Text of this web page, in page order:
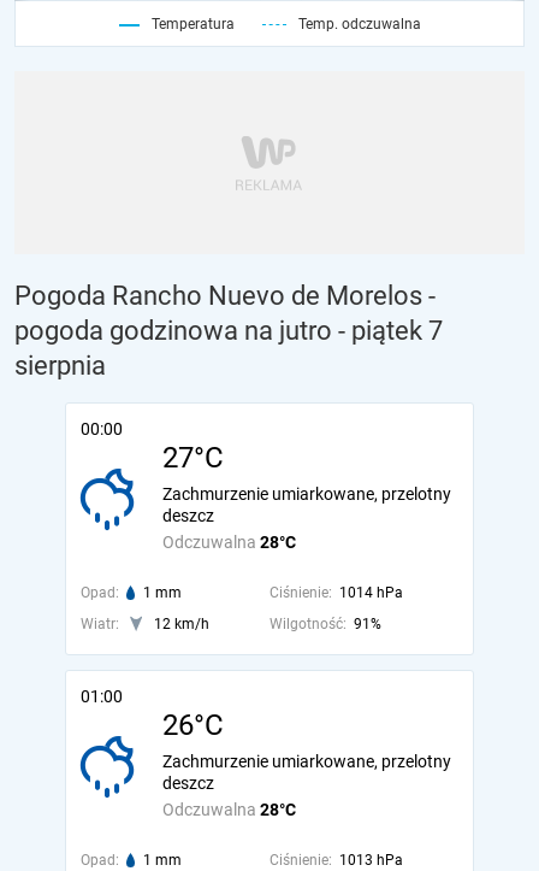
Temperatura Temp. odczuwalna
Pogoda Rancho Nuevo de Morelos -
pogoda godzinowa na jutro - piątek 7
sierpnia
00:00
27°C
Odczuwalna 28°C
Zachmurzenie umiarkowane, przelotny
deszcz
Opad: 1 mm Ciśnienie: 1014 hPa
Wiatr:
12 km/h Wilgotność: 91%
01:00
26°C
Odczuwalna 28°C
Zachmurzenie umiarkowane, przelotny
deszcz
Opad: 1 mm Ciśnienie: 1013 hPa